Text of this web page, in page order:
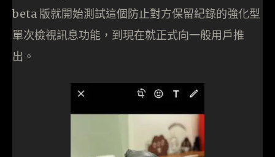
beta 版就開始測試這個防止對方保留紀錄的強化型
單次檢視訊息功能，到現在就正式向一般用戶推
出。